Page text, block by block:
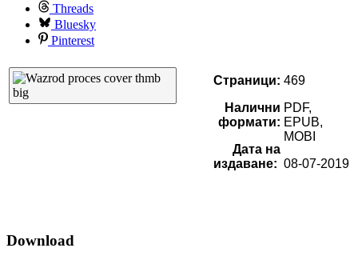
Threads
Bluesky
Pinterest
Страници:
Налични
формати:
Дата на
издаване:
469
PDF,
EPUB,
MOBI
08-07-2019
Download